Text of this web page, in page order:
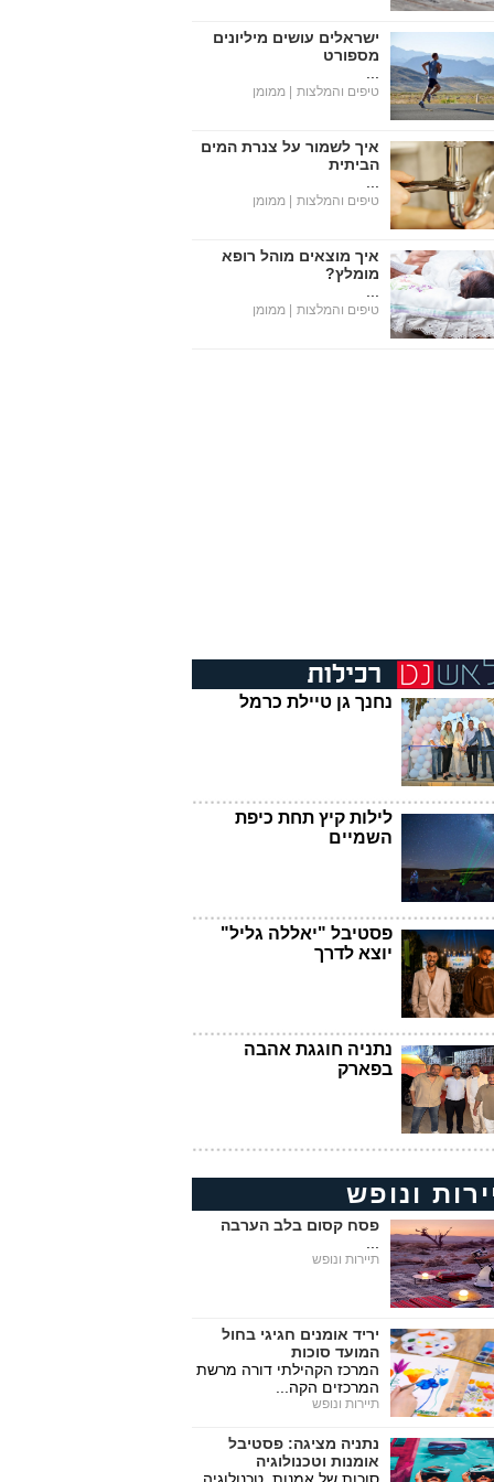
ישראלים עושים מיליונים
מספורט
טיפים והמלצות | ממומן
איך לשמור על צנרת המים
הביתית
טיפים והמלצות | ממומן
איך מוצאים מוהל רופא
מומלץ?
טיפים והמלצות | ממומן
נחנך גן טיילת כרמל
לילות קיץ תחת כיפת
השמיים
פסטיבל "יאללה גליל"
יוצא לדרך
נתניה חוגגת אהבה
בפארק
ונופש
פסח קסום בלב הערבה
תיירות ונופש
יריד אומנים חגיגי בחול
המועד סוכות
המרכז הקהילתי דורה מרשת
המרכזים הקה...
תיירות ונופש
נתניה מציגה: פסטיבל
אומנות וטכנולוגיה